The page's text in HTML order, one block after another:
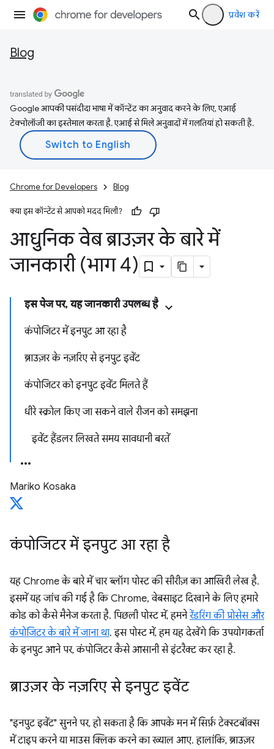
प्रवेश करें
Blog
Google आपकी पसंदीदा भाषा में कॉन्टेंट का अनुवाद करने के लिए, एआई
टेक्नोलॉजी का इस्तेमाल करता है. एआई से मिले अनुवादों में गलतियां हो सकती हैं.
Chrome for Developers Blog
क्या इस कॉन्टेंट से आपको मदद मिली?
आधुनिक वेब ब्राउज़र के बारे में
जानकारी (भाग 4)
इस पेज पर, यह जानकारी उपलब्ध है
कंपोजिटर में इनपुट आ रहा है
ब्राउज़र के नज़रिए से इनपुट इवेंट
कंपोजिटर को इनपुट इवेंट मिलते हैं
धीरे स्क्रोल किए जा सकने वाले रीजन को समझना
इवेंट हैंडलर लिखते समय सावधानी बरतें
Mariko Kosaka
कंपोजिटर में इनपुट आ रहा है
यह Chrome के बारे में चार ब्लॉग पोस्ट की सीरीज़ का आखिरी लेख है.
इसमें यह जांच की गई है कि Chrome, वेबसाइट दिखाने के लिए हमारे
कोड को कैसे मैनेज करता है. पिछली पोस्ट में, हमनेरेंडरिंग की प्रोसेस और
कंपोजिटर के बारे में जाना था. इस पोस्ट में, हम यह देखेंगे कि उपयोगकर्ता
के इनपुट आने पर, कंपोजिटर कैसे आसानी से इंटरैक्ट कर रहा है.
ब्राउज़र के नज़रिए से इनपुट इवेंट
"इनपुट इवेंट" सुनने पर, हो सकता है कि आपके मन में सिर्फ़ टेक्स्टबॉक्स
में टाइप करने या माउस क्लिक करने का ख्याल आए. हालांकि, ब्राउज़र